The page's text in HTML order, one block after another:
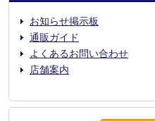
お知らせ掲示板
通販ガイド
よくあるお問い合わせ
店舗案内